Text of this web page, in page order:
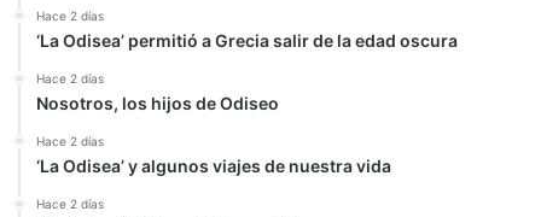
Hace 2 días
‘La Odisea’ permitió a Grecia salir de la edad oscura
Hace 2 días
Nosotros, los hijos de Odiseo
Hace 2 días
‘La Odisea’ y algunos viajes de nuestra vida
Hace 2 días